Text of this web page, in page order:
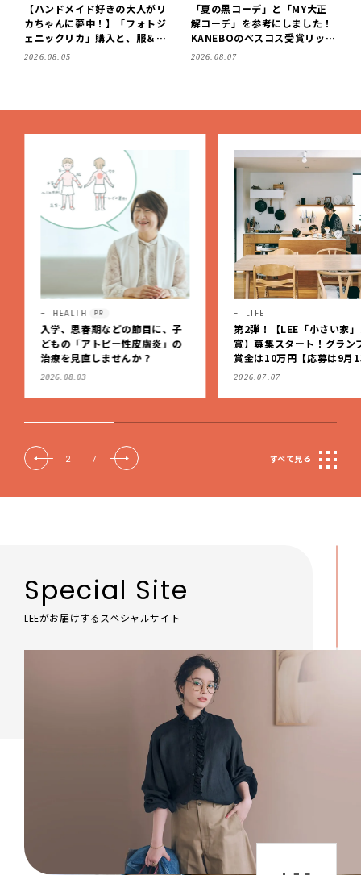
【ハンドメイド好きの大人がリ
カちゃんに夢中！】「フォトジ
ェニックリカ」購入と、服＆ク
ローゼットの手づくり実例をご
2026.08.05
「夏の黒コーデ」と「MY大正
解コーデ」を参考にしました！
KANEBOのベスコス受賞リップ
購入も。LEE8・9月号を読んだ
2026.08.07
HEALTH PR
入学、思春期などの節目に、子
どもの「アトピー性皮膚炎」の
治療を見直しませんか？
2026.08.03
LIFE
第2弾！【LEE「小さい家
賞】募集スタート！グラン
賞金は10万円【応募は9月
（日）まで】
2026.07.07
2 | 7 すべて見る
Special Site
LEEがお届けするスペシャルサイト